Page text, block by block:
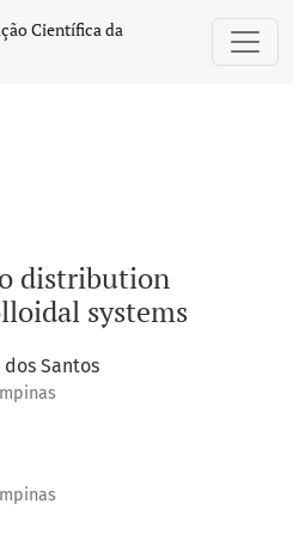
function for Au colloidal
Científica da
distribution
systems
Santos